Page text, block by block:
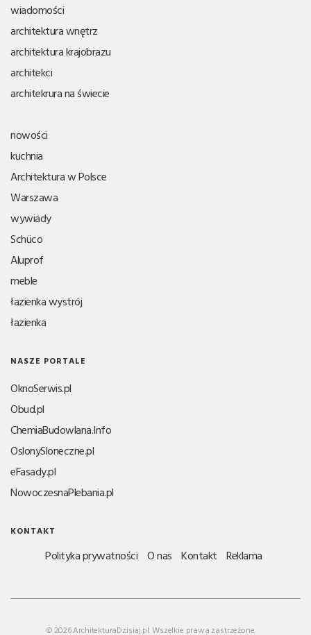
wiadomości
architektura wnętrz
architektura krajobrazu
architekci
architekrura na świecie
nowości
kuchnia
Architektura w Polsce
Warszawa
wywiady
Schüco
Aluprof
meble
łazienka wystrój
łazienka
NASZE PORTALE
OknoSerwis.pl
Obud.pl
ChemiaBudowlana.Info
OslonySloneczne.pl
eFasady.pl
NowoczesnaPlebania.pl
KONTAKT
Polityka prywatności O nas Kontakt Reklama
© 2026 ArchitekturaDzisiaj.pl. Wszelkie prawa zastrzeżone.